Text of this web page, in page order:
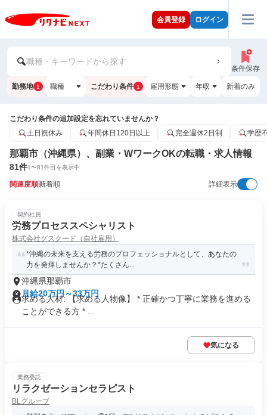
会員登録 ログイン
職種・キーワードから探す
条件保存
勤務地 1 職種 こだわり条件 1 雇用形態 年収 新着のみ
こだわり条件の追加設定を忘れていませんか？
土日祝休み
年間休日120日以上 完全週休2日制 学歴
那覇市（沖縄県）、副業・WワークOKの転職・求人情報
81件1〜81件目を表示中
関連度順新着順 詳細表示
契約社員
労務プロセススペシャリスト
株式会社グスクード（自社雇用）
*沖縄の未来を支える労務のプロフェッショナルとして、あなたの
力を発揮しませんか？*たくさん...
沖縄県那覇市
月給20万円～33万円
求める人材: 【求める人物像】 * 正確かつ丁寧に業務を進める
ことができる方 * ...
気になる
業務委託
リラクゼーションセラピスト
BLグループ